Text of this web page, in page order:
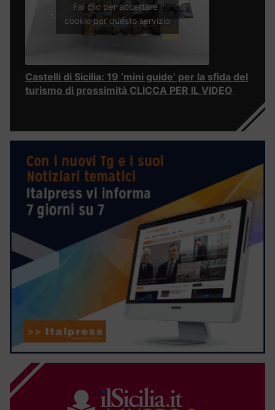
Fai clic per accettare i
cookie per questo servizio
Castelli di Sicilia: 19 ‘mini guide’ per la sfida del
turismo di prossimità CLICCA PER IL VIDEO